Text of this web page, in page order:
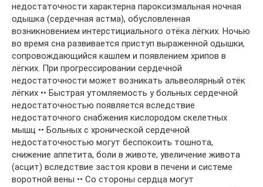
недостаточности характерна пароксизмальная ночная
одышка (сердечная астма), обусловленная
возникновением интерстициального отёка лёгких. Ночью
во время сна развивается приступ выраженной одышки,
сопровождающийся кашлем и появлением хрипов в
лёгких. При прогрессировании сердечной
недостаточности может возникать альвеолярный отёк
лёгких •• Быстрая утомляемость у больных сердечной
недостаточностью появляется вследствие
недостаточного снабжения кислородом скелетных
мышц •• Больных с хронической сердечной
недостаточностью могут беспокоить тошнота,
снижение аппетита, боли в животе, увеличение живота
(асцит) вследствие застоя крови в печени и системе
воротной вены •• Со стороны сердца могут